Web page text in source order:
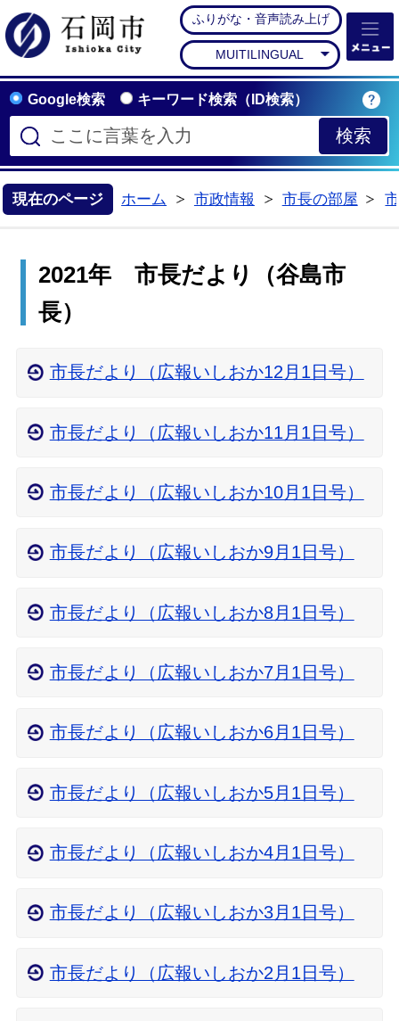
石岡市公式ホームペー
ふりがな・音声読み上げ
MUITILINGUAL
Google検索 キーワード検索（ID検索）
現在のページ ホーム
市政情報
市長の部屋
2021年 市長だより（谷島市
長）
市長だより（広報いしおか12月1日号）
市長だより（広報いしおか11月1日号）
市長だより（広報いしおか10月1日号）
市長だより（広報いしおか9月1日号）
市長だより（広報いしおか8月1日号）
市長だより（広報いしおか7月1日号）
市長だより（広報いしおか6月1日号）
市長だより（広報いしおか5月1日号）
市長だより（広報いしおか4月1日号）
市長だより（広報いしおか3月1日号）
市長だより（広報いしおか2月1日号）